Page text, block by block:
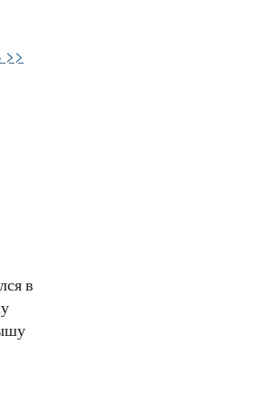
>>
в